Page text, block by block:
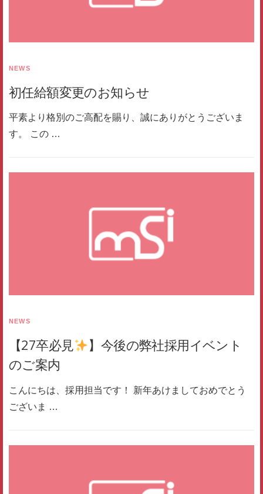
NEWS
初任給額変更のお知らせ
平素より格別のご高配を賜り、誠にありがとうございま
す。 この …
NEWS
【27卒必見
】今後の弊社採用イベント
のご案内
こんにちは、採用担当です！ 新年あけましておめでとう
ございま …